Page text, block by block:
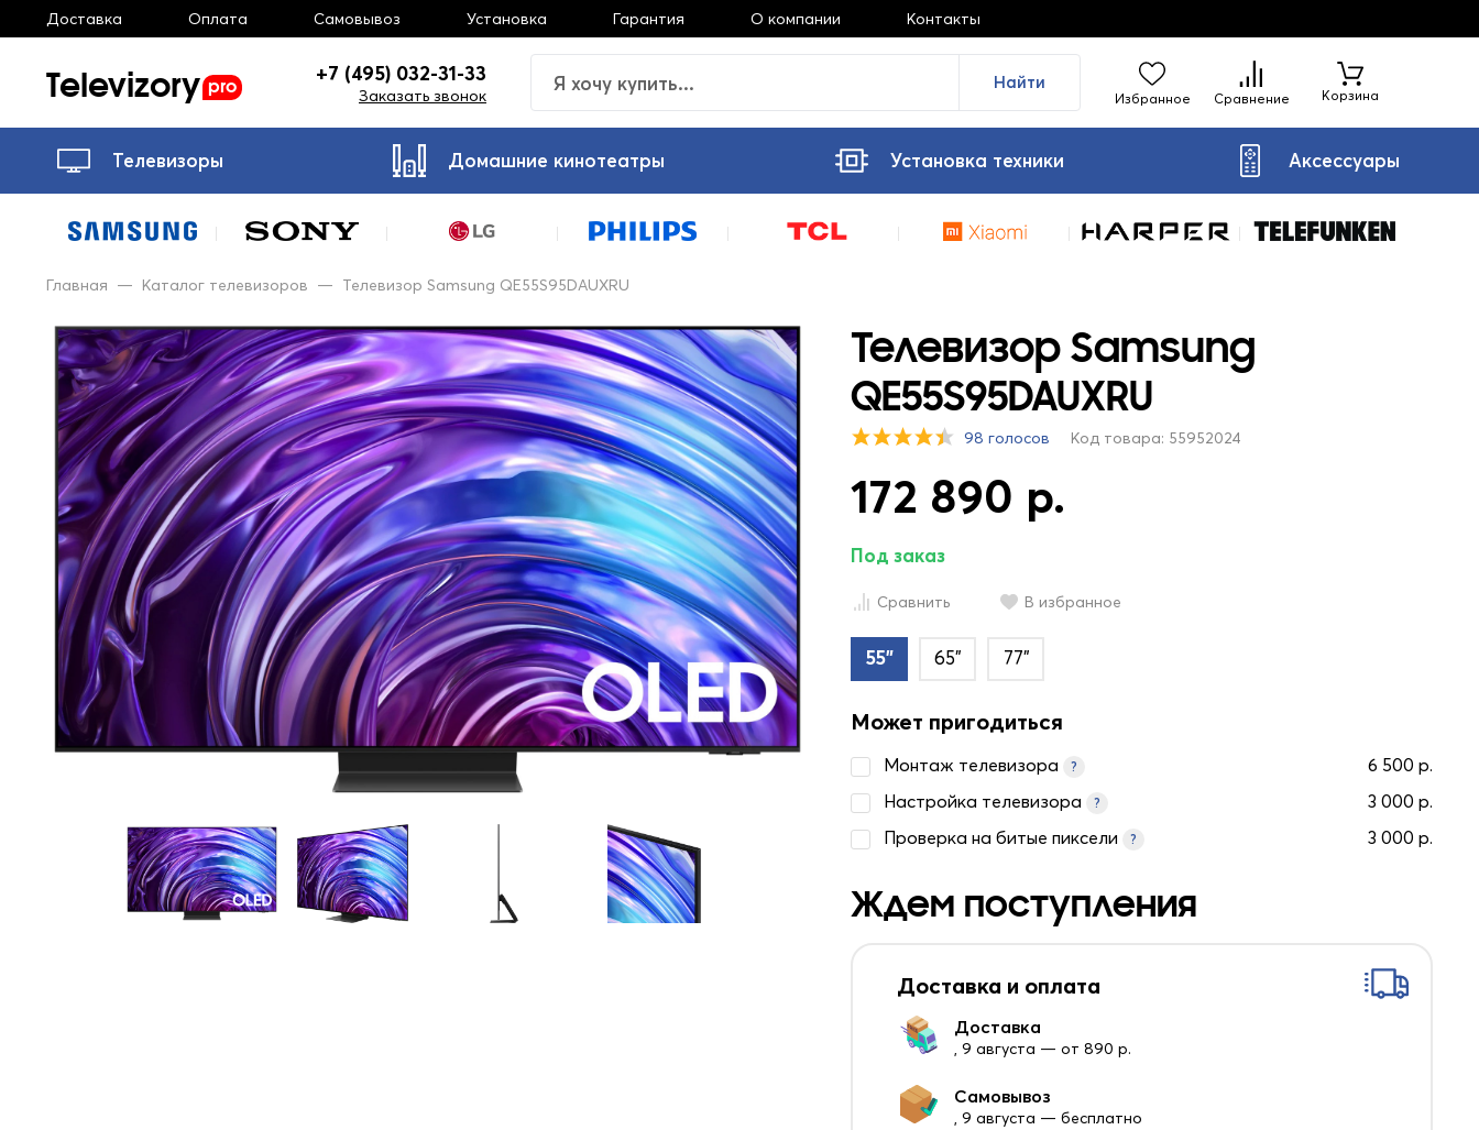
Доставка Оплата Самовывоз Установка Гарантия О компании Контакты
Televizory pro +7 (495) 032-31-33
Заказать звонок
Найти
Избранное Сравнение Корзина
Телевизоры Домашние кинотеатры Установка техники Аксессуары
Главная — Каталог телевизоров — Телевизор Samsung QE55S95DAUXRU
Телевизор Samsung
QE55S95DAUXRU
98 голосов Код товара: 55952024
172 890 р.
Под заказ
Сравнить В избранное
55" 65" 77"
Может пригодиться
Монтаж телевизора ?
6 500 р.
Настройка телевизора
?
3 000 р.
Проверка на битые пиксели
? 3 000 р.
Ждем поступления
Доставка и оплата
Доставка
, 9 августа — от 890 р.
Самовывоз
, 9 августа — бесплатно